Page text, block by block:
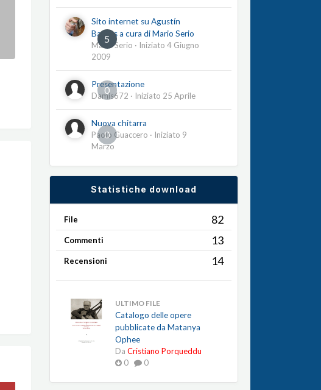
5
Sito internet su Agustín
Barrios a cura di Mario Serio
Mario Serio · Iniziato 4 Giugno
2009
0
Presentazione
Damis672 · Iniziato 25 Aprile
0
Nuova chitarra
Paolo Guaccero · Iniziato 9
Marzo
Statistiche download
File 82
Commenti 13
Recensioni 14
ULTIMO FILE
Catalogo delle opere
pubblicate da Matanya
Ophee
Da Cristiano Porqueddu
0
0